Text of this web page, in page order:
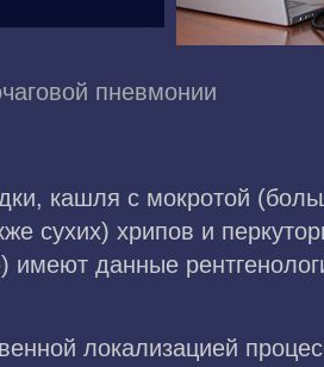
пневмонии
кашля с мокротой
сухих) хрипов и
данные
локализацией